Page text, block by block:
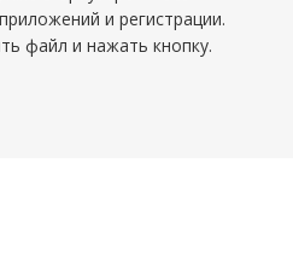
и регистрации.
файл и нажать кнопку.